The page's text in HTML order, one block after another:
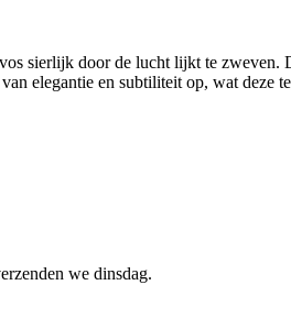
sierlijk door de lucht lijkt te
elegantie en subtiliteit op, wat
we dinsdag.